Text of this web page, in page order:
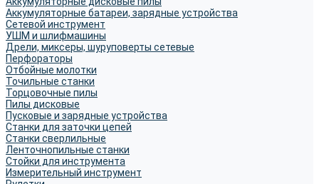
Аккумуляторные батареи, зарядные устройства
Сетевой инструмент
УШМ и шлифмашины
Дрели, миксеры, шуруповерты сетевые
Перфораторы
Отбойные молотки
Точильные станки
Торцовочные пилы
Пилы дисковые
Пусковые и зарядные устройства
Станки для заточки цепей
Станки сверлильные
Ленточнопильные станки
Стойки для инструмента
Измерительный инструмент